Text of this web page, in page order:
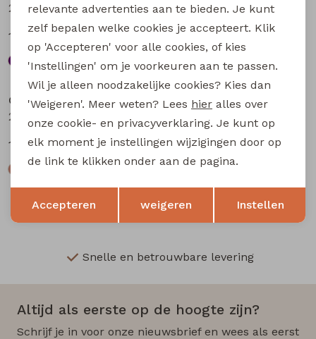
211571A-01* W20016 dames T-shirt km bruin
13,49
17,99
13,49
17,99
Sale
City Life
14,99
19,99
City Life
14,99 19,99
Snelle en betrouwbare levering
Altijd als eerste op de hoogte zijn?
Schrijf je in voor onze nieuwsbrief en wees als eerst
Terug Opslaan
relevante advertenties aan te bieden. Je kunt
zelf bepalen welke cookies je accepteert. Klik
op 'Accepteren' voor alle cookies, of kies
'Instellingen' om je voorkeuren aan te passen.
Wil je alleen noodzakelijke cookies? Kies dan
'Weigeren'. Meer weten? Lees hier alles over
onze cookie- en privacyverklaring. Je kunt op
elk moment je instellingen wijzigingen door op
de link te klikken onder aan de pagina.
Accepteren weigeren Instellen